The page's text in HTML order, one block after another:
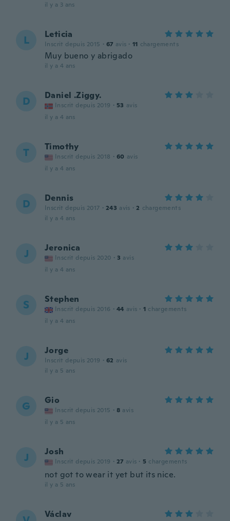
il y a 3 ans
L Leticia
Inscrit depuis 2015 · 67 avis · 11 chargements
Muy bueno y abrigado
il y a 4 ans
D Daniel .Ziggy.
Inscrit depuis 2019 · 53 avis
il y a 4 ans
T Timothy
Inscrit depuis 2018 · 60 avis
il y a 4 ans
D Dennis
Inscrit depuis 2017 · 243 avis · 2 chargements
il y a 4 ans
J Jeronica
Inscrit depuis 2020 · 3 avis
il y a 4 ans
S Stephen
Inscrit depuis 2016 · 44 avis · 1 chargements
il y a 4 ans
J Jorge
Inscrit depuis 2019 · 62 avis
il y a 5 ans
G Gio
Inscrit depuis 2015 · 8 avis
il y a 5 ans
J Josh
Inscrit depuis 2019 · 27 avis · 5 chargements
not got to wear it yet but its nice.
il y a 5 ans
Václav